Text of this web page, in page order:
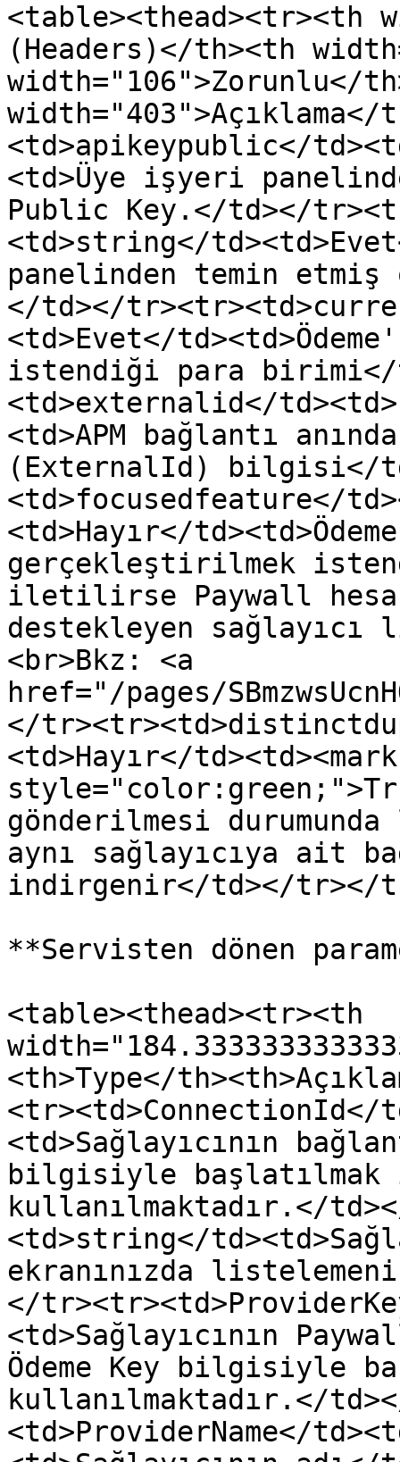
<table><thead><tr><th
(Headers)</th><th
width="106">Zorunlu</
<td>apikeypublic</
<td>Üye işyeri
Public Key.</td></
<td>string</
panelinden temin
</td></
<td>Evet</
istendiği para
<td>externalid</
<td>APM bağlantı
(ExternalId) bilgisi</
<td>focusedfeature</
<td>Hayır</
gerçekleştirilmek
iletilirse Paywall
destekleyen
<br>Bkz: <a
href="/pages/
</
<td>Hayır</td><td><mark
gönderilmesi
aynı sağlayıcıya ait
indirgenir</td></tr></
**Servisten dönen
<table><thead><tr><th
<th>Type</
<td>Sağlayıcının
bilgisiyle başlatılmak
kullanılmaktadır.</
<td>string</
ekranınızda
</
<td>Sağlayıcının
Ödeme Key bilgisiyle
kullanılmaktadır.</
<td>ProviderName</